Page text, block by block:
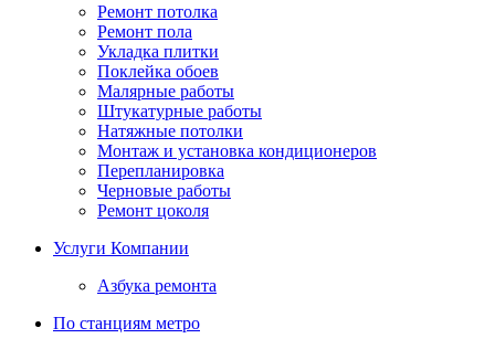
Ремонт потолка
Ремонт пола
Укладка плитки
Поклейка обоев
Малярные работы
Штукатурные работы
Натяжные потолки
Монтаж и установка кондиционеров
Перепланировка
Черновые работы
Ремонт цоколя
Услуги Компании
Азбука ремонта
По станциям метро